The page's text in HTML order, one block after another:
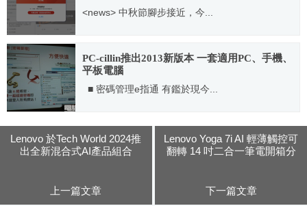
<news> 中秋節腳步接近，今...
2021.09.14
PC-cillin推出2013新版本 一套適用PC、手機、
平板電腦
■ 密碼管理e指通 有鑑於現今...
Lenovo 於Tech World 2024推
出全新混合式AI產品組合
上一篇文章
Lenovo Yoga 7i AI 輕薄觸控可
翻轉 14 吋二合一筆電開箱分
下一篇文章